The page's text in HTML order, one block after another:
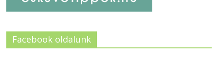
Facebook oldalunk